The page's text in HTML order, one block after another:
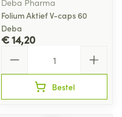
Deba Pharma
Folium Aktief V-caps 60
Deba
€ 14,20
Bestel